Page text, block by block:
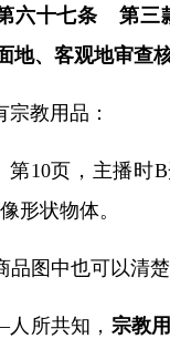
六十七条 第三
地、客观地审查核
教用品：
第10页，主播时B
形状物体。
品图中也可以清
所共知， 宗教